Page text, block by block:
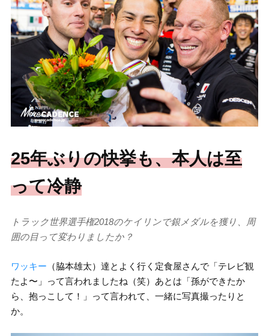
25年ぶりの快挙も、本人は至
って冷静
トラック世界選手権2018のケイリンで銀メダルを獲り、周
囲の目って変わりましたか？
ワッキー （脇本雄太）達とよく行く定食屋さんで「テレビ観
たよ〜」って言われましたね（笑）あとは「孫ができたか
ら、抱っこして！」って言われて、一緒に写真撮ったりと
か。